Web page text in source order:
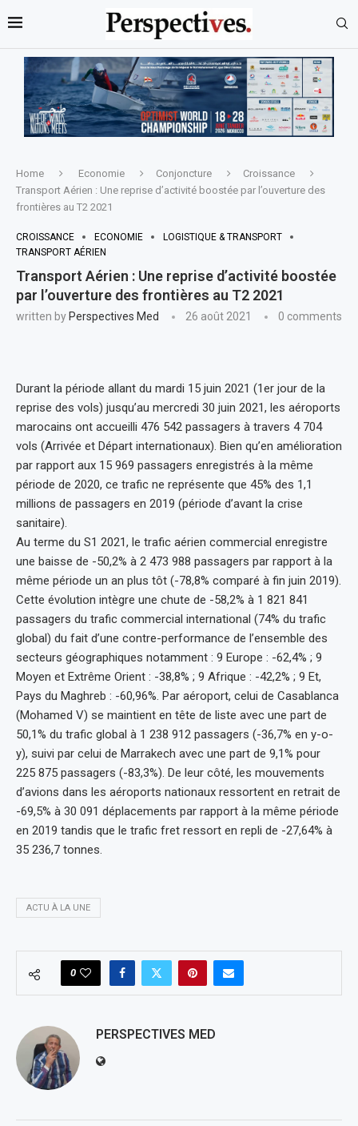
Home Economie Conjoncture
Croissance
Transport Aérien : Une reprise d’activité boostée par l’ouverture des
frontières au T2 2021
CROISSANCE ECONOMIE
LOGISTIQUE & TRANSPORT
TRANSPORT AÉRIEN
Transport Aérien : Une reprise d’activité boostée
par l’ouverture des frontières au T2 2021
written by Perspectives Med 26 août 2021 0 comments
Durant la période allant du mardi 15 juin 2021 (1er jour de la
reprise des vols) jusqu’au mercredi 30 juin 2021, les aéroports
marocains ont accueilli 476 542 passagers à travers 4 704
vols (Arrivée et Départ internationaux). Bien qu’en amélioration
par rapport aux 15 969 passagers enregistrés à la même
période de 2020, ce trafic ne représente que 45% des 1,1
millions de passagers en 2019 (période d’avant la crise
sanitaire).
Au terme du S1 2021, le trafic aérien commercial enregistre
une baisse de -50,2% à 2 473 988 passagers par rapport à la
même période un an plus tôt (-78,8% comparé à fin juin 2019).
Cette évolution intègre une chute de -58,2% à 1 821 841
passagers du trafic commercial international (74% du trafic
global) du fait d’une contre-performance de l’ensemble des
secteurs géographiques notamment : 9 Europe : -62,4% ; 9
Moyen et Extrême Orient : -38,8% ; 9 Afrique : -42,2% ; 9 Et,
Pays du Maghreb : -60,96%. Par aéroport, celui de Casablanca
(Mohamed V) se maintient en tête de liste avec une part de
50,1% du trafic global à 1 238 912 passagers (-36,7% en y-o-
y), suivi par celui de Marrakech avec une part de 9,1% pour
225 875 passagers (-83,3%). De leur côté, les mouvements
d’avions dans les aéroports nationaux ressortent en retrait de
-69,5% à 30 091 déplacements par rapport à la même période
en 2019 tandis que le trafic fret ressort en repli de -27,64% à
35 236,7 tonnes.
ACTU À LA UNE
0
PERSPECTIVES MED